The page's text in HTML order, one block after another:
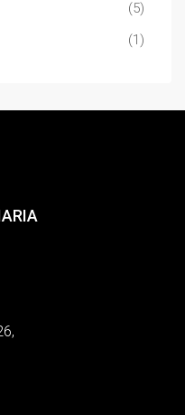
(5)
(1)